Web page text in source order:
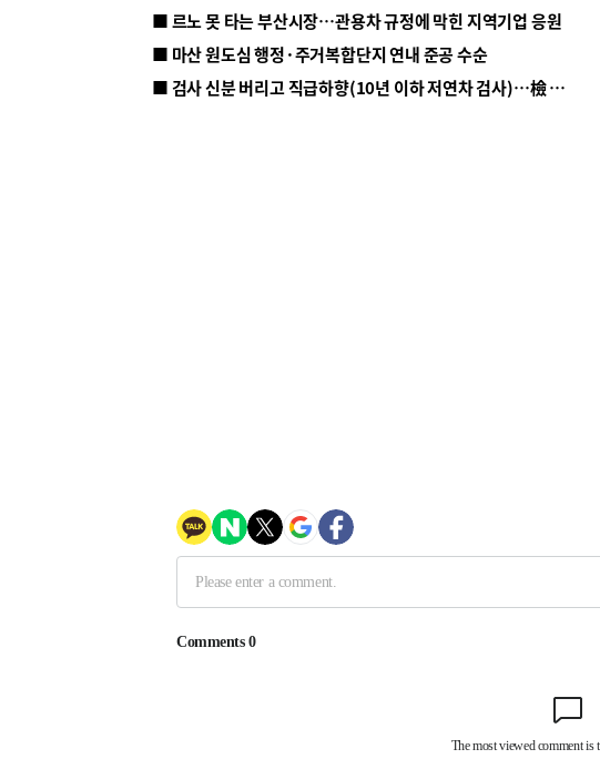
■ 르노 못 타는 부산시장…관용차 규정에 막힌 지역기업 응원
■ 마산 원도심 행정·주거복합단지 연내 준공 수순
■ 검사 신분 버리고 직급하향(10년 이하 저연차 검사)…檢 중수청행 기피